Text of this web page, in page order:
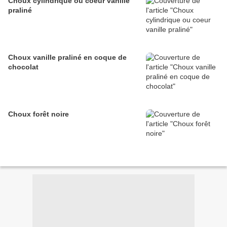
praliné
Choux vanille praliné en coque de
chocolat
Choux forêt noire